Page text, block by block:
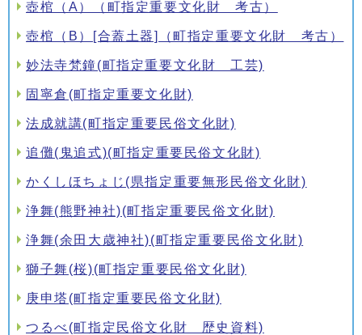
壺棺（A）（町指定重要文化財 考古）
壺棺（B）[合蓋土器]（町指定重要文化財 考古）
妙法寺梵鐘(町指定重要文化財 工芸)
固寧倉(町指定重要文化財)
法成就講(町指定重要民俗文化財)
追儺(鬼追式)(町指定重要民俗文化財)
かくしほちょじ(県指定重要無形民俗文化財)
浄舞(熊野神社)(町指定重要民俗文化財)
浄舞(余田大歳神社)(町指定重要民俗文化財)
獅子舞(桜)(町指定重要民俗文化財)
庚申塔(町指定重要民俗文化財)
つるべ(町指定民俗文化財 歴史資料)